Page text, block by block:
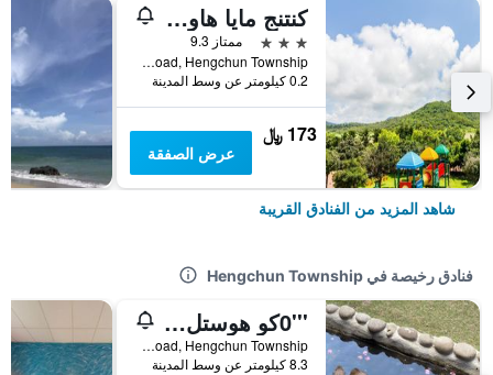
كنتنج مايا هاوس بيد آند بريكفاست
3 نجوم
ممتاز 9.3
No. 330-6 Kending Road, Hengchun Township, تايوان
0.2 كيلومتر عن وسط المدينة
173 ﷼
عرض الصفقة
شاهد المزيد من الفنادق القريبة
فنادق رخيصة في Hengchun Township
'''0كو هوستل 4 4444
No. 195, Kenting Road, Hengchun Township, تايوان
8.3 كيلومتر عن وسط المدينة